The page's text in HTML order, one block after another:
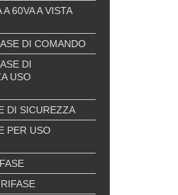
60VA A VISTA
DI COMANDO
DI
USO
DI SICUREZZA
PER USO